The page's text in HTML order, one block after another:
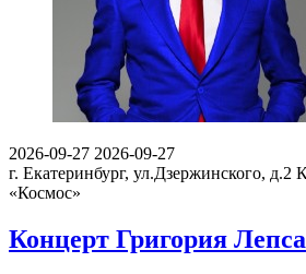
2026-09-27 2026-09-27
г. Екатеринбург, ул.Дзержинского, д.2
«Космос»
Концерт Григория Лепса